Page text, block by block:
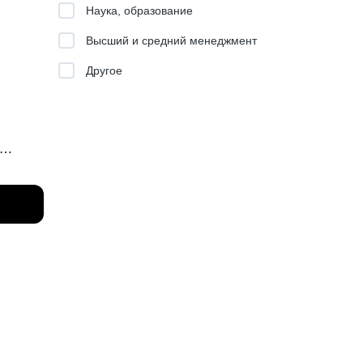
Наука, образование
Высший и средний менеджмент
Другое